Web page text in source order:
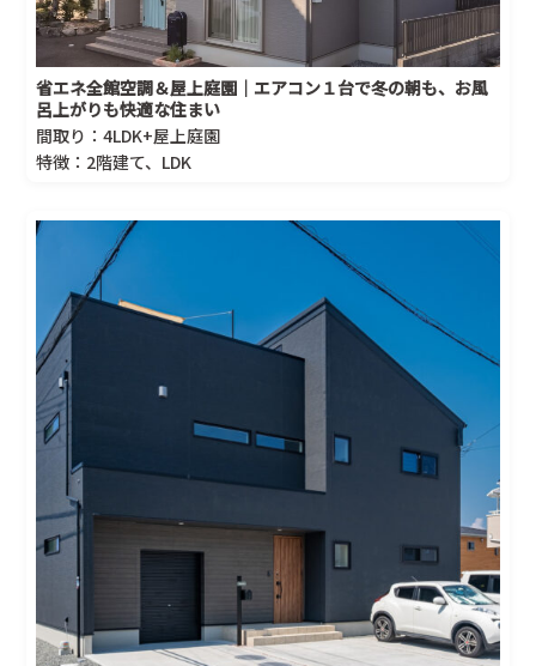
省エネ全館空調＆屋上庭園｜エアコン１台で冬の朝も、お風
呂上がりも快適な住まい
間取り：4LDK+屋上庭園
特徴：2階建て、LDK